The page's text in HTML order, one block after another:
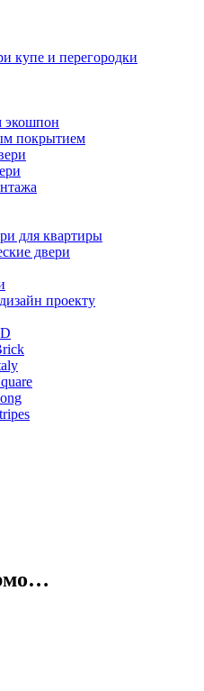
купе и перегородки
экошпон
покрытием
для квартиры
двери
проекту